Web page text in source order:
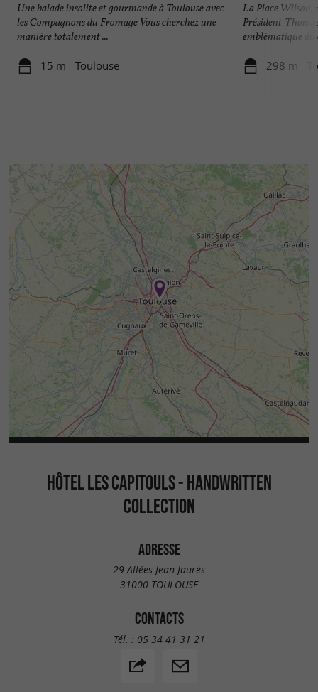
Une balade insolite et gourmande à Toulouse avec
les Compagnons du Fromage Vous cherchez une
manière totalement ...
15 m - Toulouse
La Place Wilson,
Président-
emblématique
298 m -
HÔTEL LES CAPITOULS - HANDWRITTEN
COLLECTION
ADRESSE
29 Allées Jean-Jaurès
31000 TOULOUSE
CONTACTS
Tél. : 05 34 41 31 21